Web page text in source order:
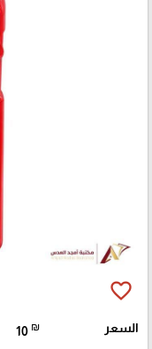
favorite_border
السعر 10 ₪